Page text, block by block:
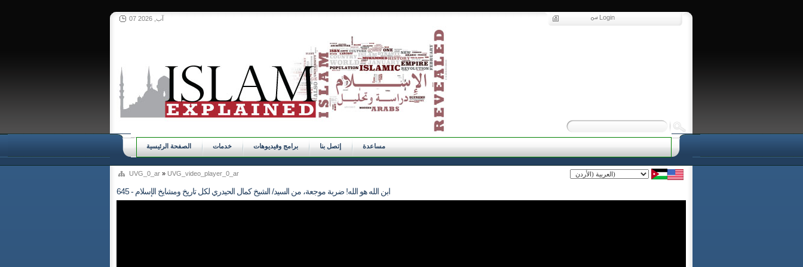
07 آب, 2026 Login
الصفحة الرئيسية خدمات برامج وفيديوهات إتصل بنا مساعدة
UVG_0_ar » UVG_video_player_0_ar
645 - ابن الله هو الله! ضربة موجعة، من السيد/ الشيخ كمال الحيدري لكل تاريخ ومشايخ الإسلام